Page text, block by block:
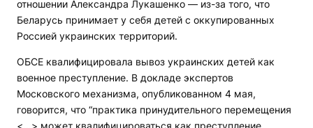
отношении Александра Лукашенко — из-за того, что
Беларусь принимает у себя детей с оккупированных
Россией украинских территорий.
ОБСЕ квалифицировала вывоз украинских детей как
военное преступление. В докладе экспертов
Московского механизма, опубликованном 4 мая,
говорится, что “практика принудительного перемещения
<…> может квалифицироваться как преступление